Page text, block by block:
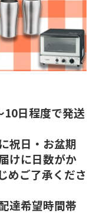
日程度で発送
祝日・お盆期
けに日数がか
めご了承くださ
達希望時間帯